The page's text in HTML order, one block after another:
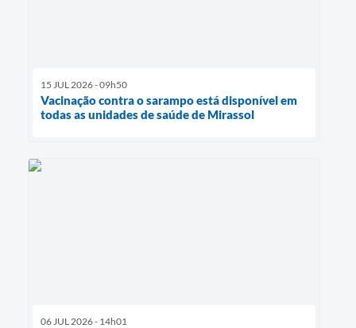
15 JUL 2026 - 09h50
Vacinação contra o sarampo está disponível em
todas as unidades de saúde de Mirassol
06 JUL 2026 - 14h01